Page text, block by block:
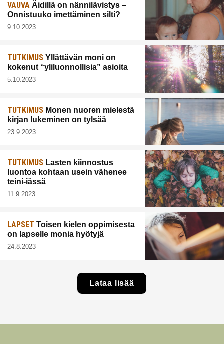
VAUVA Äidillä on nännilävistys –
Onnistuuko imettäminen silti?
9.10.2023
TUTKIMUS Yllättävän moni on
kokenut “yliluonnollisia” asioita
5.10.2023
TUTKIMUS Monen nuoren mielestä
kirjan lukeminen on tylsää
23.9.2023
TUTKIMUS Lasten kiinnostus
luontoa kohtaan usein vähenee
teini-iässä
11.9.2023
LAPSET Toisen kielen oppimisesta
on lapselle monia hyötyjä
24.8.2023
Lataa lisää